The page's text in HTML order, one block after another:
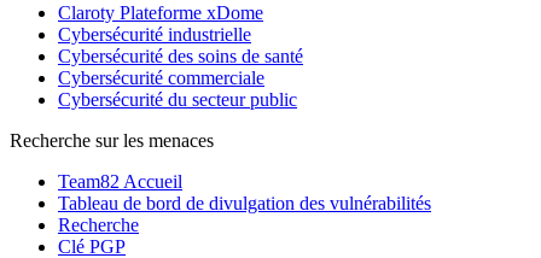
Claroty Plateforme xDome
Cybersécurité industrielle
Cybersécurité des soins de santé
Cybersécurité commerciale
Cybersécurité du secteur public
Recherche sur les menaces
Team82 Accueil
Tableau de bord de divulgation des vulnérabilités
Recherche
Clé PGP